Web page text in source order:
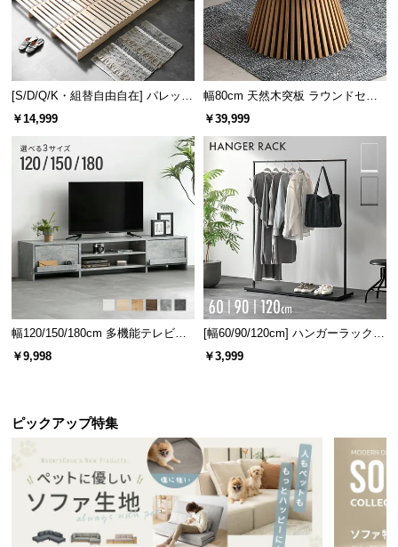
情
報
[S/D/Q/K・組替自由自在] パレット
ベッド 8/12/16枚セット
￥14,999
幅80cm 天然木突板 ラウンドセン
ターテーブル 美しい格子デザイン
￥39,999
幅120/150/180cm 多機能テレビボ
ード 木目/石目調 オープン収納・
￥9,998
[幅60/90/120cm] ハンガーラック
スチール 4段階高さ調節 サイドフ
￥3,999
ピックアップ特集